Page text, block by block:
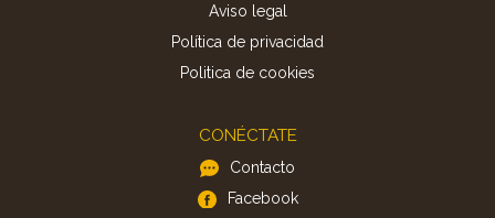
Aviso legal
Política de privacidad
Politica de cookies
CONÉCTATE
Contacto
Facebook